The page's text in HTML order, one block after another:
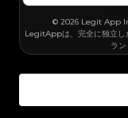
© 2026 Legit App
LegitAppは、完全に独立し
ラ